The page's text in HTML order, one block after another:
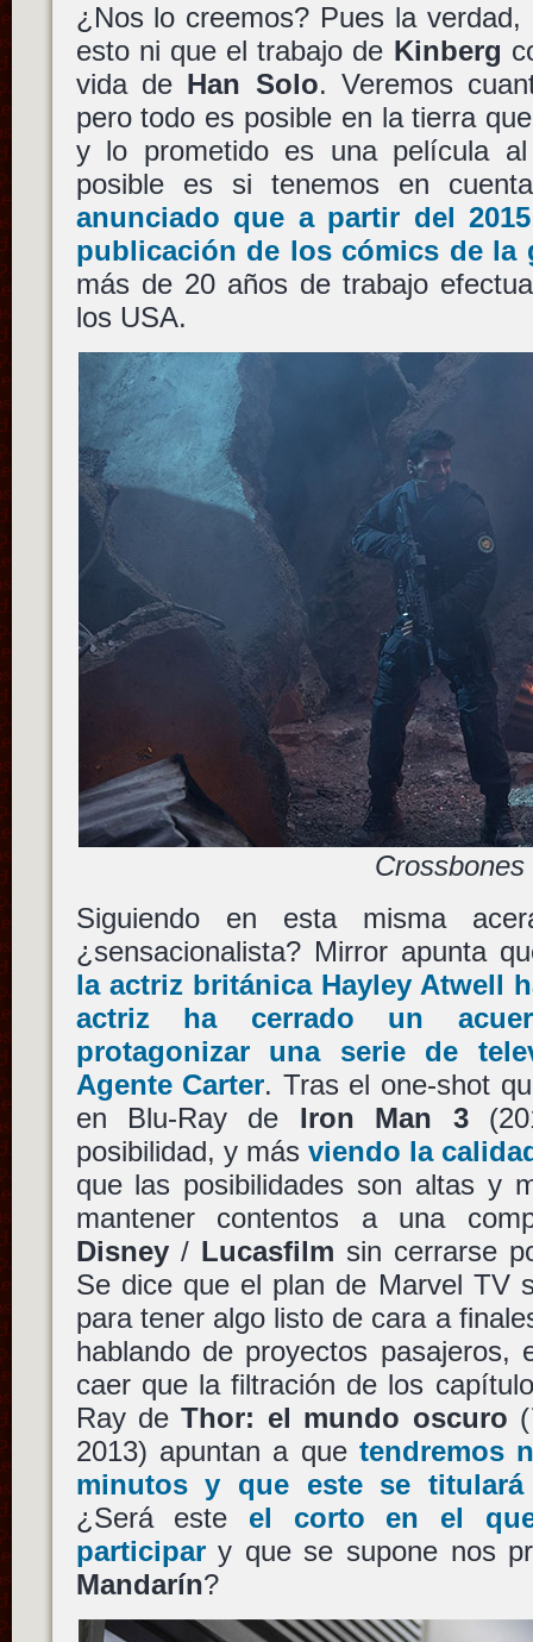
¿Nos lo creemos? Pues la
esto ni que el trabajo de Kinberg
vida de Han Solo. Veremos
pero todo es posible en la tierra
y lo prometido es una película
posible es si tenemos en
anunciado que a partir del
publicación de los cómics de la
más de 20 años de trabajo
los USA.
Crossbones
Siguiendo en esta misma
¿sensacionalista? Mirror apunta
la actriz británica Hayley Atwell
actriz ha cerrado un
protagonizar una serie de
Agente Carter. Tras el one-shot
en Blu-Ray de Iron Man 3
posibilidad, y más viendo la
que las posibilidades son altas y
mantener contentos a una
Disney/ Lucasfilm sin cerrarse
Se dice que el plan de Marvel TV
para tener algo listo de cara a
hablando de proyectos pasajeros,
caer que la filtración de los
Ray deThor: el mundo oscuro (
2013) apuntan a quetendremos
minutos y que este se
¿Será este el corto en el
participary que se supone nos
Mandarín?